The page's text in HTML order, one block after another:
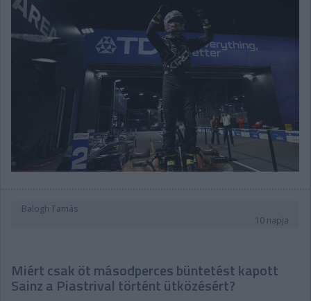
Balogh Tamás
10 napja
Miért csak öt másodperces büntetést kapott
Sainz a Piastrival történt ütközésért?